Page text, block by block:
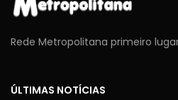
Rede Metropolitana primeiro
ÚLTIMAS NOTÍCIAS